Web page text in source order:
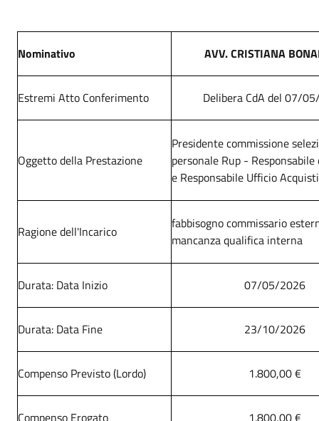
Nominativo AVV. CRISTIANA
Estremi Atto Conferimento Delibera CdA del 07/
Oggetto della Prestazione
Presidente commissione
personale Rup -
e Responsabile Ufficio Acquisti
Ragione dell'Incarico
fabbisogno commissario
mancanza qualifica interna
Durata: Data Inizio 07/05/2026
Durata: Data Fine 23/10/2026
Compenso Previsto (Lordo) 1.800,00 €
Compenso Erogato 1.800,00 €